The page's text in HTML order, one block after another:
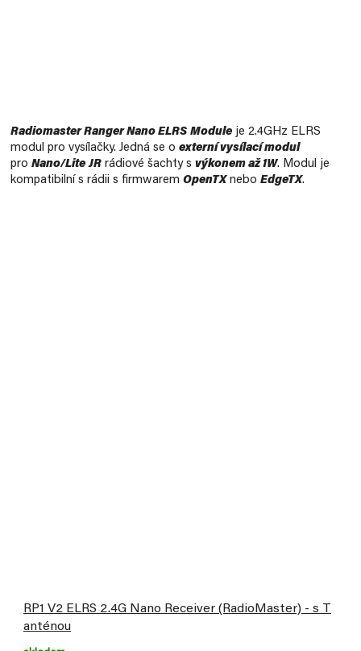
Radiomaster Ranger Nano ELRS Module je 2.4GHz ELRS
modul pro vysílačky. Jedná se o externí vysílací modul
pro Nano/Lite JR rádiové šachty s výkonem až 1W. Modul je
kompatibilní s rádii s firmwarem OpenTXnebo EdgeTX.
RP1 V2 ELRS 2.4G Nano Receiver (RadioMaster) - s T
anténou